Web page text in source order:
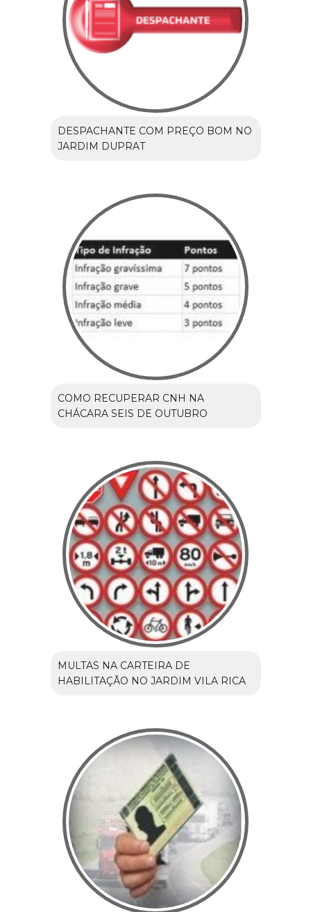
DESPACHANTE COM PREÇO BOM NO
JARDIM DUPRAT
COMO RECUPERAR CNH NA
CHÁCARA SEIS DE OUTUBRO
MULTAS NA CARTEIRA DE
HABILITAÇÃO NO JARDIM VILA RICA